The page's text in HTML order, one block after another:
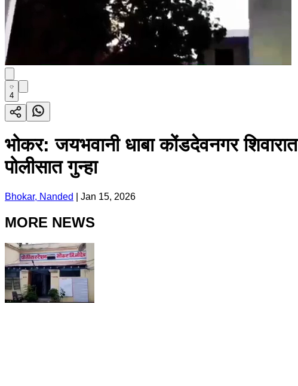
4
भोकर: जयभवानी धाबा कोंडदेवनगर शिवारात
पोलीसात गुन्हा
Bhokar, Nanded Jan 15, 2026
MORE NEWS